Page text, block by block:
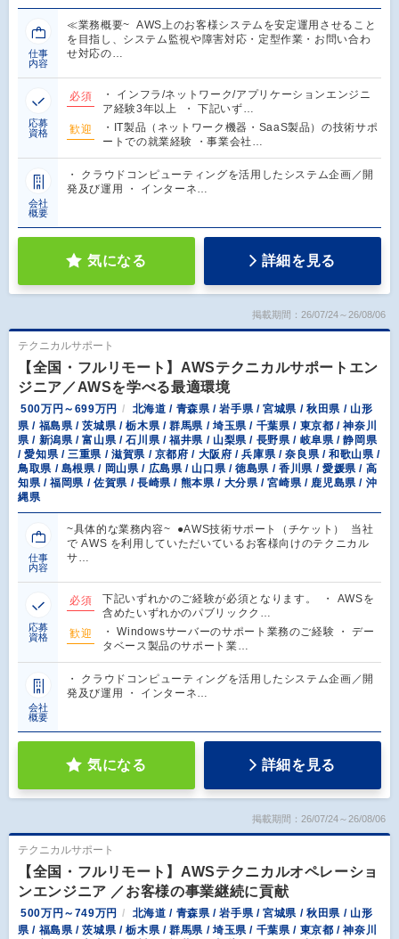
仕事
内容
≪業務概要~ AWS上のお客様システムを安定運用させること
を目指し、システム監視や障害対応・定型作業・お問い合わ
せ対応の…
応募
資格
必須
・ インフラ/ネットワーク/アプリケーションエンジニ
ア経験3年以上 ・ 下記いず…
歓迎
・IT製品（ネットワーク機器・SaaS製品）の技術サポ
ートでの就業経験 ・事業会社…
会社
概要
・ クラウドコンピューティングを活用したシステム企画／開
発及び運用 ・ インターネ…
気になる 詳細を見る
掲載期間：26/07/24～26/08/06
テクニカルサポート
【全国・フルリモート】AWSテクニカルサポートエン
ジニア／AWSを学べる最適環境
500万円～699万円
北海道 / 青森県 / 岩手県 / 宮城県 / 秋田県 / 山形
県 / 福島県 / 茨城県 / 栃木県 / 群馬県 / 埼玉県 / 千葉県 / 東京都 / 神奈川
県 / 新潟県 / 富山県 / 石川県 / 福井県 / 山梨県 / 長野県 / 岐阜県 / 静岡県
/ 愛知県 / 三重県 / 滋賀県 / 京都府 / 大阪府 / 兵庫県 / 奈良県 / 和歌山県 /
鳥取県 / 島根県 / 岡山県 / 広島県 / 山口県 / 徳島県 / 香川県 / 愛媛県 / 高
知県 / 福岡県 / 佐賀県 / 長崎県 / 熊本県 / 大分県 / 宮崎県 / 鹿児島県 / 沖
縄県
仕事
内容
~具体的な業務内容~ ●AWS技術サポート（チケット） 当社
で AWS を利用していただいているお客様向けのテクニカル
サ…
応募
資格
必須
下記いずれかのご経験が必須となります。 ・ AWSを
含めたいずれかのパブリックク…
歓迎
・ Windowsサーバーのサポート業務のご経験 ・ デー
タベース製品のサポート業…
会社
概要
・ クラウドコンピューティングを活用したシステム企画／開
発及び運用 ・ インターネ…
気になる 詳細を見る
掲載期間：26/07/24～26/08/06
テクニカルサポート
【全国・フルリモート】AWSテクニカルオペレーショ
ンエンジニア ／お客様の事業継続に貢献
500万円～749万円
北海道 / 青森県 / 岩手県 / 宮城県 / 秋田県 / 山形
県 / 福島県 / 茨城県 / 栃木県 / 群馬県 / 埼玉県 / 千葉県 / 東京都 / 神奈川